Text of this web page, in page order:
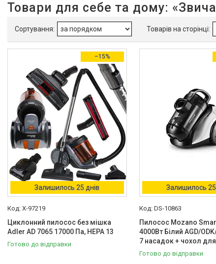
В наявності 3
Акція
Adler 1
Kaminer 1
Mozano
Тип
DVD-RW 1
Іграшка-стрибун 1
Ігровий килимок 3
Іригатор
Ще 252
Товари для себе та дому:
–15%
Залишилось 25 днів
X-97219
Циклонний пилосос без мішка
Adler AD 7065 17000 Па, HEPA 13
Готово до відправки
Залишилось 25
DS-10863
Пилосос Mozano
4000Вт Білий AGD/
7 насадок + чохол для
Готово до відправки